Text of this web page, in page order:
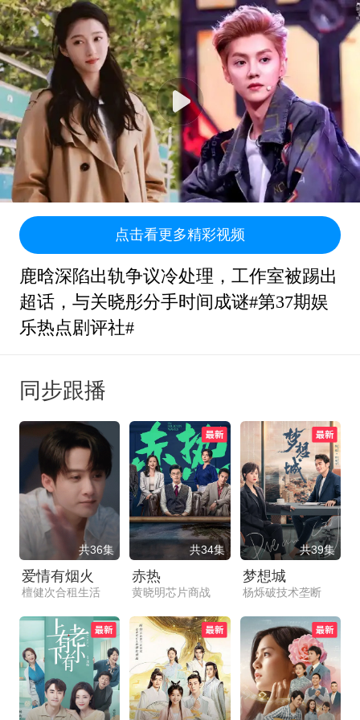
点击看更多精彩视频
鹿晗深陷出轨争议冷处理，工作室被踢出
超话，与关晓彤分手时间成谜#第37期娱
乐热点剧评社#
同步跟播
共36集
爱情有烟火
檀健次合租生活
共34集
赤热
黄晓明芯片商战
共39集
梦想城
杨烁破技术垄断